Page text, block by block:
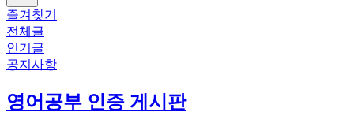
즐겨찾기
전체글
인기글
공지사항
영어공부 인증 게시판